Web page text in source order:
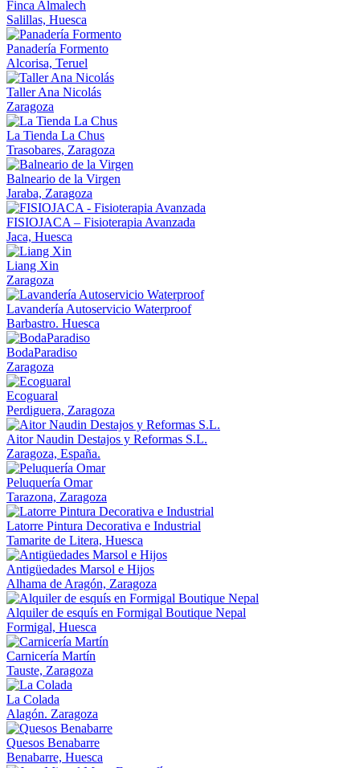
Finca Almalech
Salillas, Huesca
Panadería Formento
Alcorisa, Teruel
Taller Ana Nicolás
Zaragoza
La Tienda La Chus
Trasobares, Zaragoza
Balneario de la Virgen
Jaraba, Zaragoza
FISIOJACA – Fisioterapia Avanzada
Jaca, Huesca
Liang Xin
Zaragoza
Lavandería Autoservicio Waterproof
Barbastro. Huesca
BodaParadiso
Zaragoza
Ecoguaral
Perdiguera, Zaragoza
Aitor Naudin Destajos y Reformas S.L.
Zaragoza, España.
Peluquería Omar
Tarazona, Zaragoza
Latorre Pintura Decorativa e Industrial
Tamarite de Litera, Huesca
Antigüedades Marsol e Hijos
Alhama de Aragón, Zaragoza
Alquiler de esquís en Formigal Boutique Nepal
Formigal, Huesca
Carnicería Martín
Tauste, Zaragoza
La Colada
Alagón. Zaragoza
Quesos Benabarre
Benabarre, Huesca